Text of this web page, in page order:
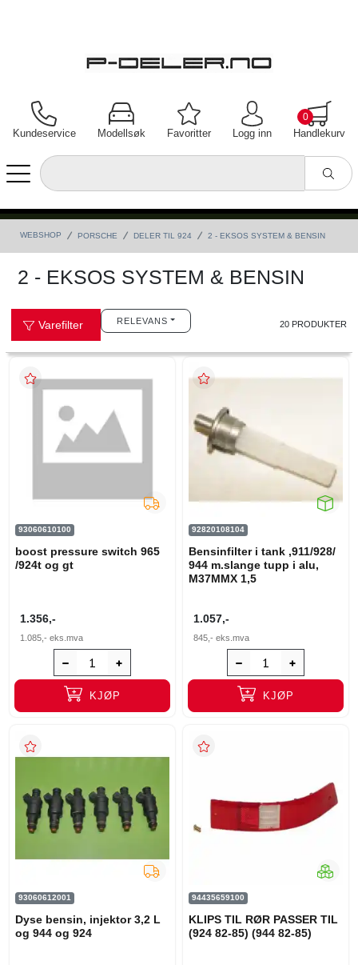
Kundeservice Modellsøk Favoritter Logg inn Handlekurv
0
WEBSHOP PORSCHE DELER TIL 924 2 - EKSOS SYSTEM & BENSIN
2 - EKSOS SYSTEM & BENSIN
Varefilter RELEVANS 20 PRODUKTER
93060610100
boost pressure switch 965
/924t og gt
1.356,-
1.085,- eks.mva
KJØP
92820108104
Bensinfilter i tank ,911/928/
944 m.slange tupp i alu,
M37MMX 1,5
1.057,-
845,- eks.mva
KJØP
93060612001
Dyse bensin, injektor 3,2 L
og 944 og 924
94435659100
KLIPS TIL RØR PASSER TIL
(924 82-85) (944 82-85)